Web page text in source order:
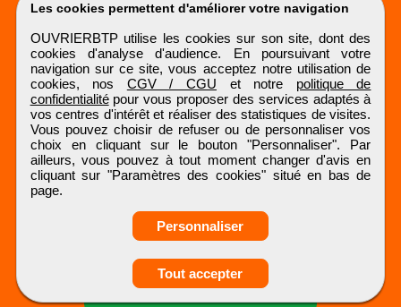
Candidature spontanée
Les cookies permettent d'améliorer votre navigation
OUVRIERBTP utilise les cookies sur son site, dont des
cookies d'analyse d'audience. En poursuivant votre
navigation sur ce site, vous acceptez notre utilisation de
cookies, nos CGV / CGU et notre politique de
confidentialitépour vous proposer des services adaptés à
vos centres d'intérêt et réaliser des statistiques de visites.
Vous pouvez choisir de refuser ou de personnaliser vos
choix en cliquant sur le bouton "Personnaliser". Par
ailleurs, vous pouvez à tout moment changer d'avis en
cliquant sur "Paramètres des cookies" situé en bas de
page.
Personnaliser
Tout accepter
OUVRIERBTP
Tous droits réservés © 1999 - 2026